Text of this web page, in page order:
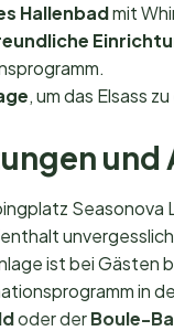
Hallenbadmit
, um das Elsass
Seasonova
ist bei Gästen
in
oder derBoule-